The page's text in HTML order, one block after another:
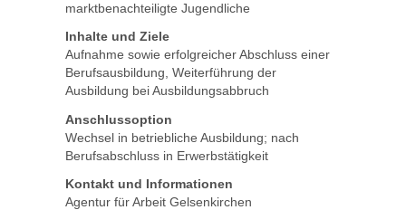
marktbenachteiligte Jugendliche
Inhalte und Ziele
Aufnahme sowie erfolgreicher Abschluss einer
Berufsausbildung, Weiterführung der
Ausbildung bei Ausbildungsabbruch
Anschlussoption
Wechsel in betriebliche Ausbildung; nach
Berufsabschluss in Erwerbstätigkeit
Kontakt und Informationen
Agentur für Arbeit Gelsenkirchen